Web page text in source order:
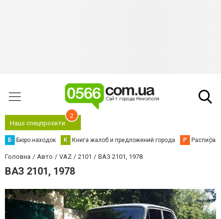
Наші спецпроєкти
2
Б Бюро находок К Книга жалоб и предложений города Р
Головна Авто VAZ 2101 ВАЗ 2101, 1978
ВАЗ 2101, 1978